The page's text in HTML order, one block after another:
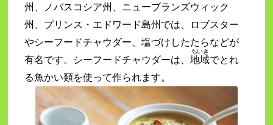
州、ノバスコシア州、ニューブランズウィック
州、プリンス・エドワード島州では、ロブスター
やシーフードチャウダー、塩づけしたたらなどが
有名です。シーフードチャウダーは、地域
ちいき
でとれ
る魚かい類を使って作られます。